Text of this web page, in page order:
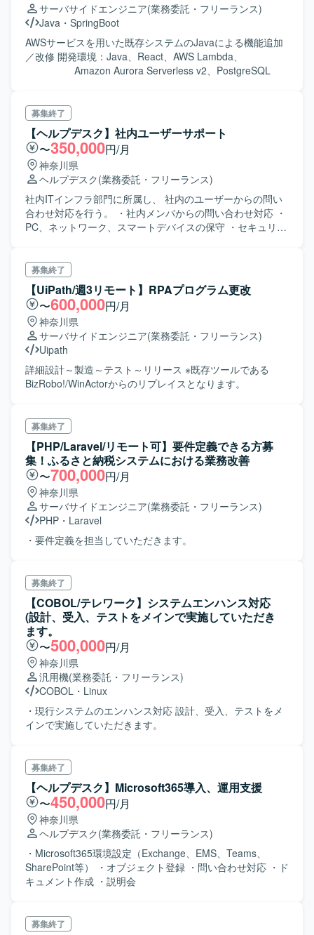
サーバサイドエンジニア(業務委託・フリーランス)
Java ・ SpringBoot
AWSサービスを用いた既存システムのJavaによる機能追加
／改修 開発環境：Java、React、AWS Lambda、
Amazon Aurora Serverless v2、PostgreSQL
募集終了
【ヘルプデスク】社内ユーザーサポート
〜350,000円/月
神奈川県
ヘルプデスク(業務委託・フリーランス)
社内ITインフラ部門に所属し、 社内のユーザーからの問い
合わせ対応を行う。 ・社内メンバからの問い合わせ対応 ・
PC、ネットワーク、スマートデバイスの保守 ・セキュリテ
募集終了
【UiPath/週3リモート】RPAプログラム更改
〜600,000円/月
神奈川県
サーバサイドエンジニア(業務委託・フリーランス)
Uipath
詳細設計～製造～テスト～リリース ※既存ツールである
BizRobo!/WinActorからのリプレイスとなります。
募集終了
【PHP/Laravel/リモート可】要件定義できる方募
集！ふるさと納税システムにおける業務改善
〜700,000円/月
神奈川県
サーバサイドエンジニア(業務委託・フリーランス)
PHP ・ Laravel
・要件定義を担当していただきます。
募集終了
【COBOL/テレワーク】システムエンハンス対応
(設計、受入、テストをメインで実施していただき
ます。
〜500,000円/月
神奈川県
汎用機(業務委託・フリーランス)
COBOL ・ Linux
・現行システムのエンハンス対応 設計、受入、テストをメ
インで実施していただきます。
募集終了
【ヘルプデスク】Microsoft365導入、運用支援
〜450,000円/月
神奈川県
ヘルプデスク(業務委託・フリーランス)
・Microsoft365環境設定（Exchange、EMS、Teams、
SharePoint等） ・オブジェクト登録 ・問い合わせ対応 ・ド
キュメント作成 ・説明会
募集終了